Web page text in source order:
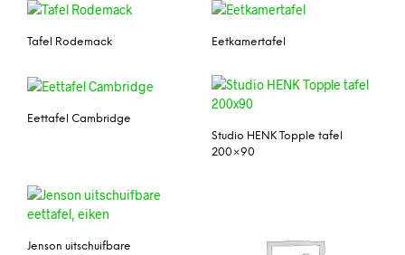
Tafel Rodemack Eetkamertafel
Eettafel Cambridge
Studio HENK Topple tafel
200×90
Jenson uitschuifbare